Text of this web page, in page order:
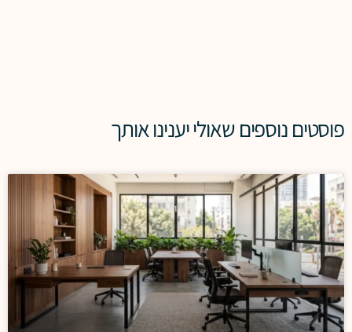
פוסטים נוספים שאולי יענינו אותך